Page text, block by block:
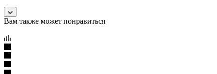
Вам также может понравиться